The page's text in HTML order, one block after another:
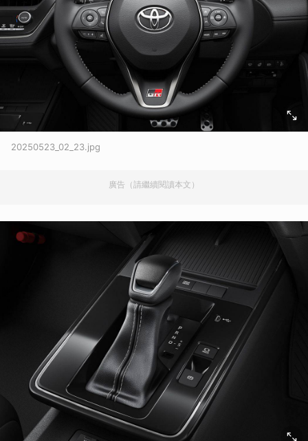
20250523_02_23.jpg
廣告（請繼續閱讀本文）